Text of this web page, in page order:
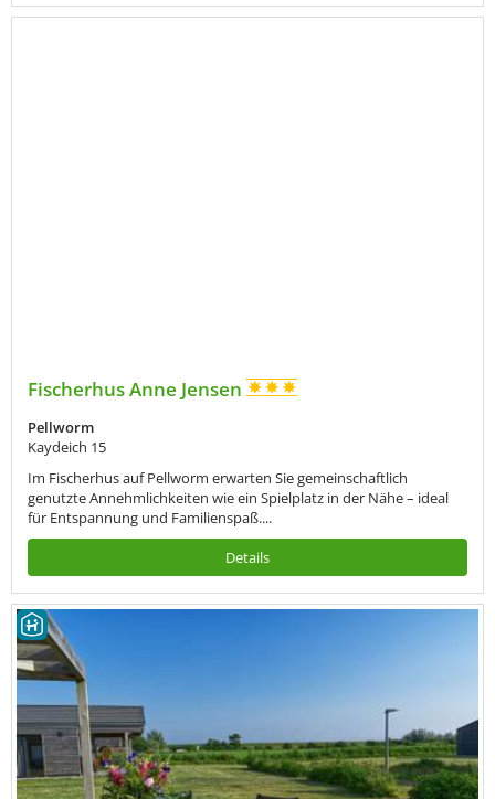
Fischerhus Anne Jensen
Pellworm
Kaydeich 15
Im Fischerhus auf Pellworm erwarten Sie gemeinschaftlich
genutzte Annehmlichkeiten wie ein Spielplatz in der Nähe – ideal
für Entspannung und Familienspaß....
Details